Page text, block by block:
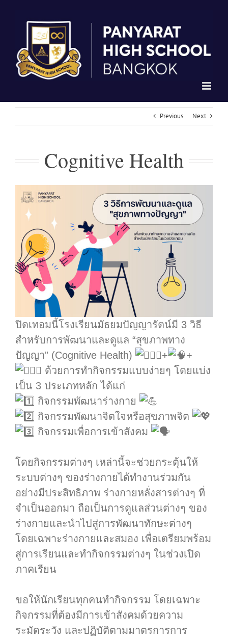
Previous Next
Cognitive Health
ปิดเทอมนี้โรงเรียนมัธยมปัญญารัตน์มี 3 วิธี
สำหรับการพัฒนาและดูแล “สุขภาพทาง
ปัญญา” (Cognitive Health)
+
+
ด้วยการทำกิจกรรมแบบง่ายๆ โดยแบ่ง
เป็น 3 ประเภทหลัก ได้แก่
กิจกรรมพัฒนาร่างกาย
กิจกรรมพัฒนาจิตใจหรือสุขภาพจิต
กิจกรรมเพื่อการเข้าสังคม
โดยกิจกรรมต่างๆ เหล่านี้จะช่วยกระตุ้นให้
ระบบต่างๆ ของร่างกายได้ทำงานร่วมกัน
อย่างมีประสิทธิภาพ ร่างกายหลั่งสารต่างๆ ที่
จำเป็นออกมา ถือเป็นการดูแลส่วนต่างๆ ของ
ร่างกายและนำไปสู่การพัฒนาทักษะต่างๆ
โดยเฉพาะร่างกายและสมอง เพื่อเตรียมพร้อม
สู่การเรียนและทำกิจกรรมต่างๆ ในช่วงเปิด
ภาคเรียน
ขอให้นักเรียนทุกคนทำกิจกรรม โดยเฉพาะ
กิจกรรมที่ต้องมีการเข้าสังคมด้วยความ
ระมัดระวัง และปฏิบัติตามมาตรการการ